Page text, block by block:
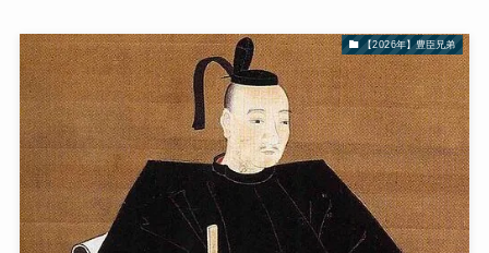
【2026年】豊臣兄弟